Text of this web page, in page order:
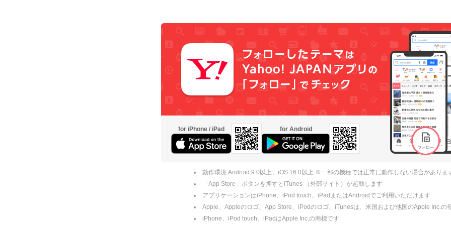
for iPhone / iPad for Android
動作環境 Android 9.0以上、iOS 16.0以上 ※一部の機種では正常に動作しない場合がありま
「App Store」ボタンを押すとiTunes （外部サイト）が起動します
アプリケーションはiPhone、iPod touch、iPadまたはAndroidでご利用いただけます
Apple、Appleのロゴ、App Store、iPodのロゴ、iTunesは、米国および他国のApple Inc.の
iPhone、iPod touch、iPadはApple Inc.の商標です